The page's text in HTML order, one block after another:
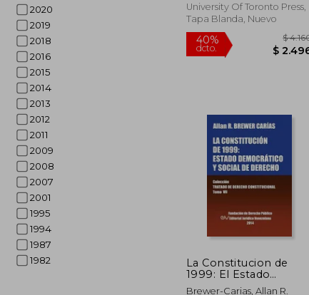
2020
2019
2018
2016
2015
2014
2013
2012
2011
2009
2008
2007
2001
1995
1994
1987
1982
University Of Toronto Press,
Tapa Blanda, Nuevo
40%
La Constitucion de
1999: El Estado
Democratico y Social
Brewer-Carias, Allan R.